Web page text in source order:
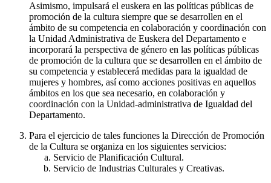
Asimismo, impulsará el euskera en las políticas públicas de
promoción de la cultura siempre que se desarrollen en el
ámbito de su competencia en colaboración y coordinación con
la Unidad Administrativa de Euskera del Departamento e
incorporará la perspectiva de género en las políticas públicas
de promoción de la cultura que se desarrollen en el ámbito de
su competencia y establecerá medidas para la igualdad de
mujeres y hombres, así como acciones positivas en aquellos
ámbitos en los que sea necesario, en colaboración y
coordinación con la Unidad-administrativa de Igualdad del
Departamento.
Para el ejercicio de tales funciones la Dirección de Promoción
de la Cultura se organiza en los siguientes servicios:
Servicio de Planificación Cultural.
Servicio de Industrias Culturales y Creativas.